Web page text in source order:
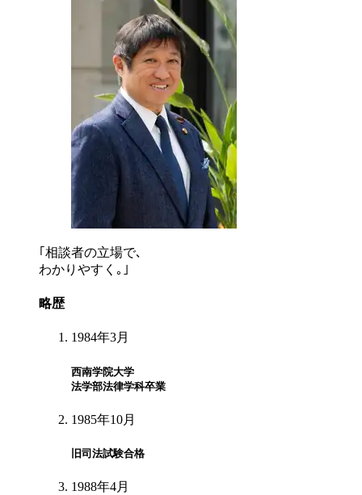
｢ 相談者の立場で､
わかりやすく｡ ｣
略歴
1984年3月
西南学院大学
法学部法律学科卒業
1985年10月
旧司法試験合格
1988年4月